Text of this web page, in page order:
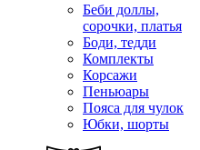
Беби доллы,
сорочки, платья
Боди, тедди
Комплекты
Корсажи
Пеньюары
Пояса для чулок
Юбки, шорты